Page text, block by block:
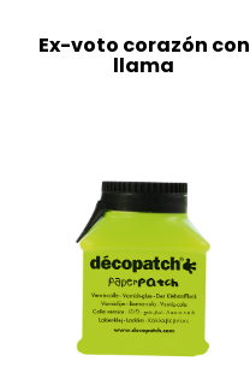
Ex-voto corazón con
llama